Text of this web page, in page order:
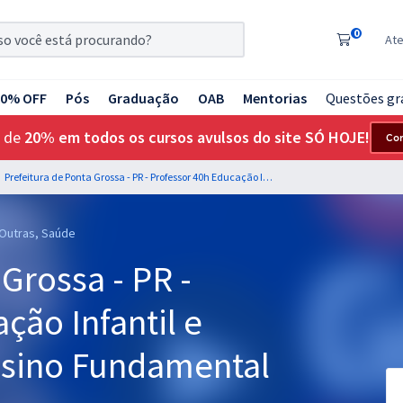
0
OFF Pós Graduação OAB Mentorias Questões
de 20% em todos os cursos avulsos do site SÓ HOJE!
Prefeitura de Ponta Grossa - PR - Professor 40h Educação Infantil e Séries Iniciais do Ensino Fundamental (Pós-edital)
Saúde
- PR -
Infantil e
Fundamental